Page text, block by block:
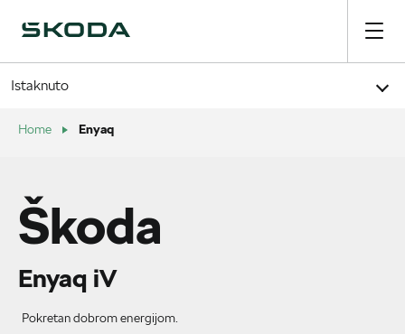
Istaknuto
Home Enyaq
Škoda
Enyaq iV
Pokretan dobrom energijom.